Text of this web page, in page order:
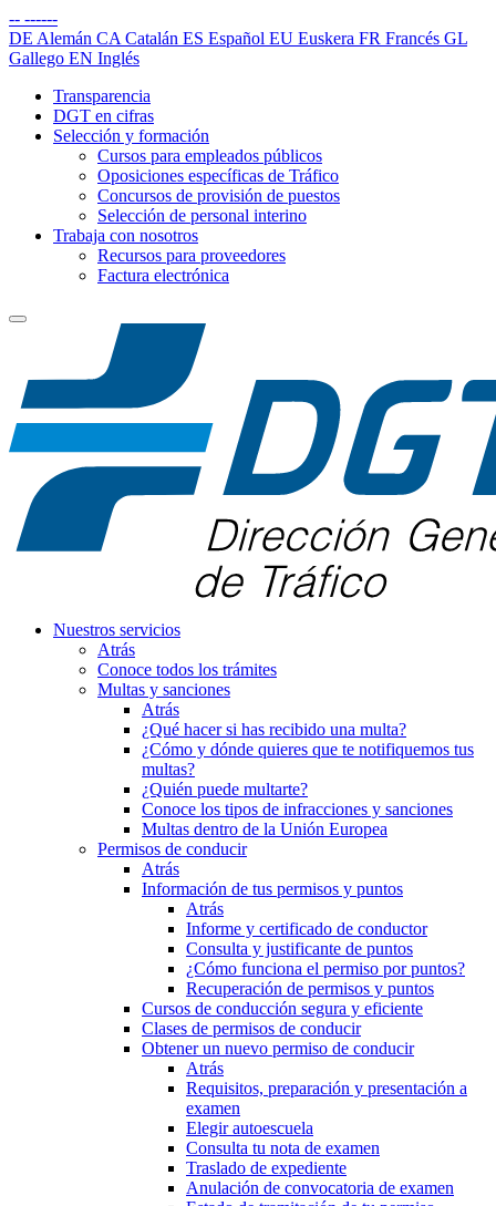
-- ------
DE Alemán CA Catalán ES Español EU Euskera FR Francés GL
Gallego EN Inglés
Transparencia
DGT en cifras
Selección y formación
Cursos para empleados públicos
Oposiciones específicas de Tráfico
Concursos de provisión de puestos
Selección de personal interino
Trabaja con nosotros
Recursos para proveedores
Factura electrónica
Nuestros servicios
Atrás
Conoce todos los trámites
Multas y sanciones
Atrás
¿Qué hacer si has recibido una multa?
¿Cómo y dónde quieres que te notifiquemos tus
multas?
¿Quién puede multarte?
Conoce los tipos de infracciones y sanciones
Multas dentro de la Unión Europea
Permisos de conducir
Atrás
Información de tus permisos y puntos
Atrás
Informe y certificado de conductor
Consulta y justificante de puntos
¿Cómo funciona el permiso por puntos?
Recuperación de permisos y puntos
Cursos de conducción segura y eficiente
Clases de permisos de conducir
Obtener un nuevo permiso de conducir
Atrás
Requisitos, preparación y presentación a
examen
Elegir autoescuela
Consulta tu nota de examen
Traslado de expediente
Anulación de convocatoria de examen